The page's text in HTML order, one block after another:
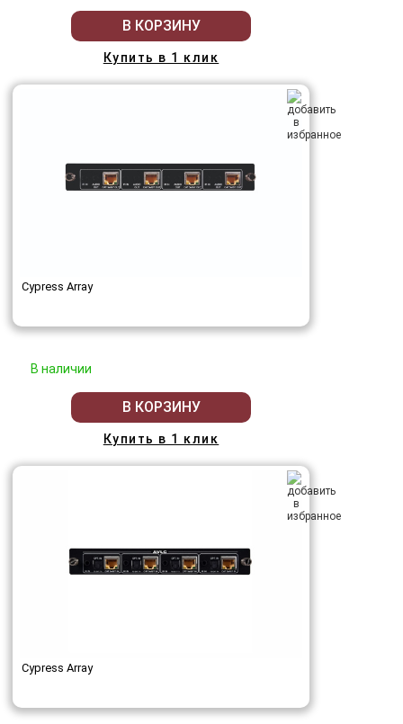
В КОРЗИНУ
Купить в 1 клик
Cypress Array
В наличии
В КОРЗИНУ
Купить в 1 клик
Cypress Array